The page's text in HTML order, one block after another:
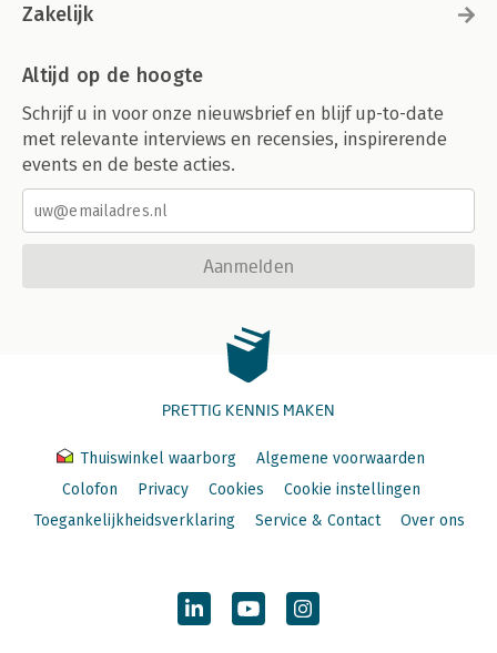
Zakelijk
Altijd op de hoogte
Schrijf u in voor onze nieuwsbrief en blijf up-to-date
met relevante interviews en recensies, inspirerende
events en de beste acties.
Aanmelden
PRETTIG KENNIS MAKEN
Thuiswinkel waarborg
Algemene voorwaarden
Colofon
Privacy Cookies
Cookie instellingen
Toegankelijkheidsverklaring
Service & Contact Over ons